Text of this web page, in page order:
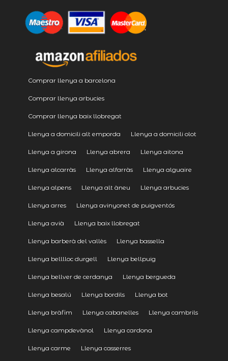
Comprar llenya a barcelona
Comprar llenya arbucies
Comprar llenya baix llobregat
Llenya a domicili alt emporda Llenya a domicili olot
Llenya a girona Llenya abrera Llenya aitona
Llenya alcarràs Llenya alfarràs Llenya alguaire
Llenya alpens Llenya alt àneu Llenya arbucies
Llenya arres Llenya avinyonet de puigventós
Llenya avià Llenya baix llobregat
Llenya barberà del vallès Llenya bassella
Llenya belllloc durgell Llenya bellpuig
Llenya bellver de cerdanya Llenya bergueda
Llenya besalú Llenya bordils Llenya bot
Llenya bràfim Llenya cabanelles Llenya cambrils
Llenya campdevànol Llenya cardona
Llenya carme Llenya casserres